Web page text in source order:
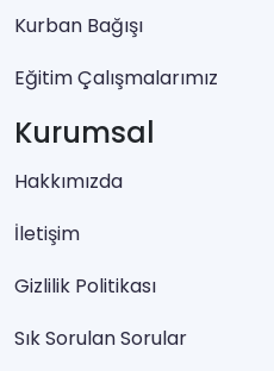
Kurban Bağışı
Eğitim Çalışmalarımız
Kurumsal
Hakkımızda
İletişim
Gizlilik Politikası
Sık Sorulan Sorular